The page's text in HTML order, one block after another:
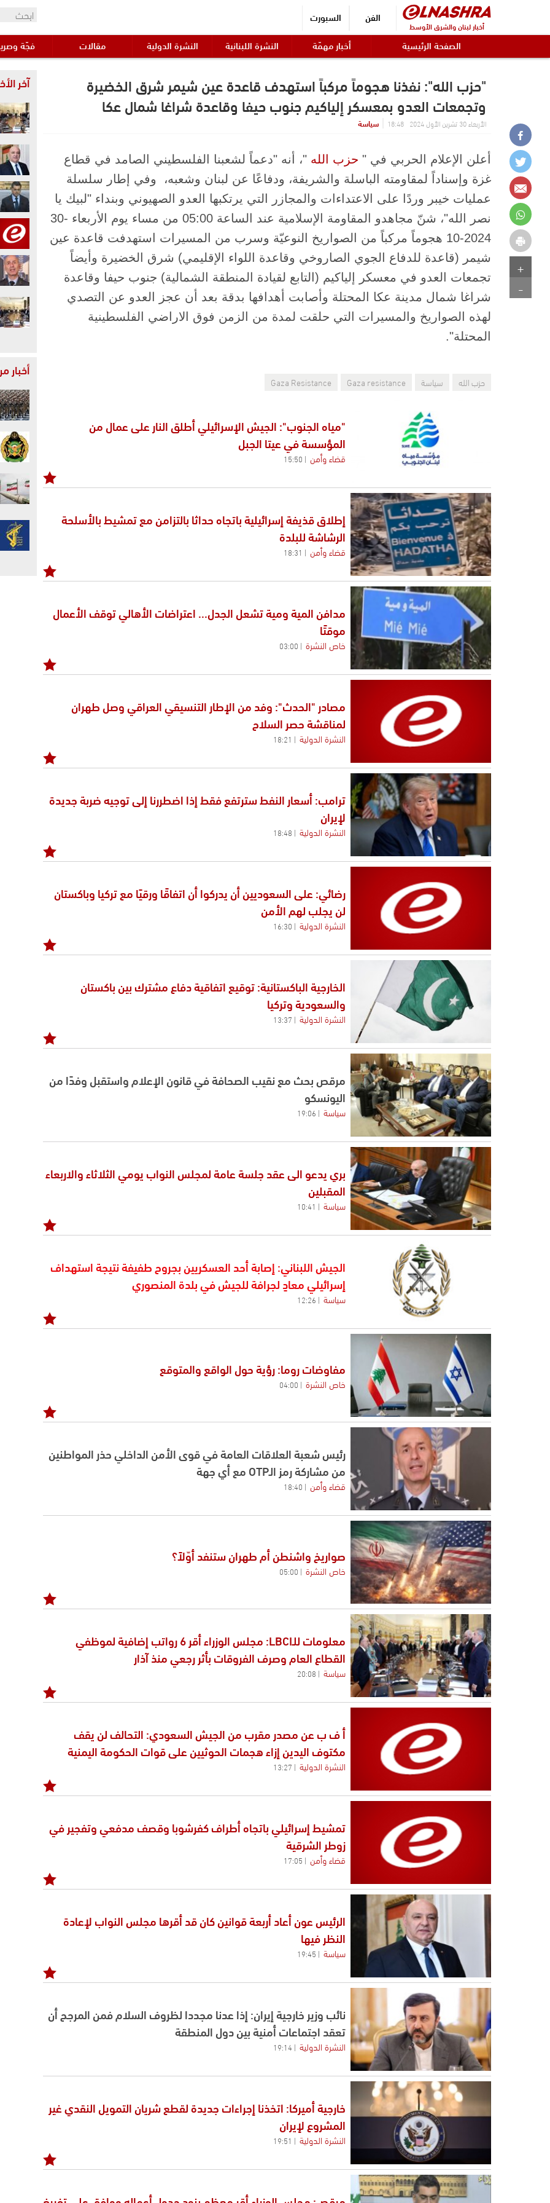
أخبار لبنان والشرق الأوسط
الفن السبورت
الصفحة الرئيسية أخبار مهمّة النشرة اللبنانية النشرة الدولية مقالات فجّة
+
-
"حزب الله": نفذنا هجوماً مركباً استهدف قاعدة عين شيمر ‌شرق الخضيرة
وتجمعات العدو بمعسكر ‏إلياكيم جنوب حيفا وقاعدة شراغا شمال عكا
الأربعاء 30 تشرين الأول 2024 18:48 سياسة
أعلن الإعلام الحربي في "​ حزب الله ​"، أنه "دعماً لشعبنا الفلسطيني الصامد في قطاع
غزة وإسناداً لمقاومته الباسلة ‌‏‌‏‌والشريفة، ودفاعًا عن لبنان ‌‏‌‏وشعبه، ‏ ‏وفي إطار ‏سلسلة
عمليات خيبر وردًا على الاعتداءات والمجازر التي يرتكبها العدو الصهيوني ‌‏وبنداء "لبيك ‏يا
نصر الله"، شنّ مجاهدو المقاومة الإسلامية عند الساعة 05:00 من مساء يوم الأربعاء ‌‏‌‏30-
10-2024 هجوماً مركباً من الصواريخ النوعيّة وسرب من المسيرات استهدفت قاعدة عين
شيمر ‌‏(قاعدة للدفاع الجوي الصاروخي وقاعدة اللواء الإقليمي) شرق الخضيرة وأيضاً
تجمعات العدو في معسكر ‏إلياكيم (التابع لقيادة ‏المنطقة الشمالية) جنوب حيفا وقاعدة
شراغا شمال مدينة عكا المحتلة وأصابت ‏أهدافها بدقة بعد أن عجز العدو عن التصدي
لهذه الصواريخ والمسيرات التي حلقت لمدة من الزمن فوق ‏الاراضي الفلسطينية
المحتلة". ‏
حزب الله سياسة Gaza resistance
Gaza Resistance
"مياه الجنوب": الجيش الإسرائيلي أطلق النار على عمال من
المؤسسة في عيتا الجبل
قضاء وأمن 15:50
إطلاق قذيفة إسرائيلية باتجاه حداثا بالتزامن مع تمشيط بالأسلحة
الرشاشة للبلدة
قضاء وأمن 18:31
مدافن المية ومية تشعل الجدل... اعتراضات الأهالي توقف الأعمال
موقتًا
خاص النشرة 03:00
مصادر "الحدث": وفد من الإطار التنسيقي العراقي وصل طهران
لمناقشة حصر السلاح
النشرة الدولية 18:21
ترامب: أسعار النفط سترتفع فقط إذا اضطررنا إلى توجيه ضربة جديدة
لإيران
النشرة الدولية 18:48
رضائي: على السعوديين أن يدركوا أن اتفاقًا ورقيًا مع تركيا وباكستان
لن يجلب لهم الأمن
النشرة الدولية 16:30
الخارجية الباكستانية: توقيع اتفاقية دفاع مشترك بين باكستان
والسعودية وتركيا
النشرة الدولية 13:37
مرقص بحث مع نقيب الصحافة في قانون الإعلام واستقبل وفدًا من
اليونسكو
سياسة 19:06
بري يدعو الى عقد جلسة عامة لمجلس النواب يومي الثلاثاء والاربعاء
المقبلين
سياسة 10:41
الجيش اللبناني: إصابة أحد العسكريين بجروح طفيفة نتيجة استهداف
إسرائيلي معادٍ لجرافة للجيش في بلدة المنصوري
سياسة 12:26
مفاوضات روما: رؤية حول الواقع والمتوقع
خاص النشرة 04:00
رئيس شعبة العلاقات العامة في قوى الأمن الداخلي حذر المواطنين
من مشاركة رمز الـOTP مع أي جهة
قضاء وأمن 18:40
صواريخ واشنطن أم طهران ستنفد أوّلاً؟
خاص النشرة 05:00
معلومات للـLBCI: مجلس الوزراء أقر 6 رواتب إضافية لموظفي
القطاع العام وصرف الفروقات بأثر رجعي منذ آذار
سياسة 20:08
أ ف ب عن مصدر مقرب من الجيش السعودي: التحالف لن يقف
مكتوف اليدين إزاء هجمات الحوثيين على قوات الحكومة اليمنية
النشرة الدولية 13:27
تمشيط إسرائيلي باتجاه أطراف كفرشوبا وقصف مدفعي وتفجير في
زوطر الشرقية
قضاء وأمن 17:05
الرئيس عون أعاد أربعة قوانين كان قد أقرها مجلس النواب لإعادة
النظر فيها
سياسة 19:45
نائب وزير خارجية إيران: إذا عدنا مجددا لظروف السلام فمن المرجح أن
تعقد اجتماعات أمنية بين دول المنطقة
النشرة الدولية 19:14
خارجية أميركا: اتخذنا إجراءات جديدة لقطع شريان التمويل النقدي غير
المشروع لإيران
النشرة الدولية 19:51
آخر
أخبار